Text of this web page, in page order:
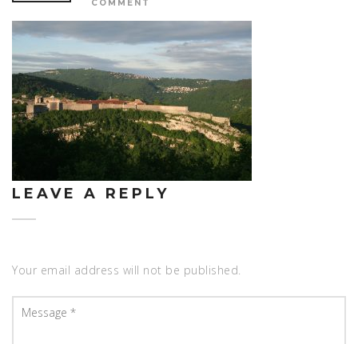
COMMENT
LEAVE A REPLY
Your email address will not be published.